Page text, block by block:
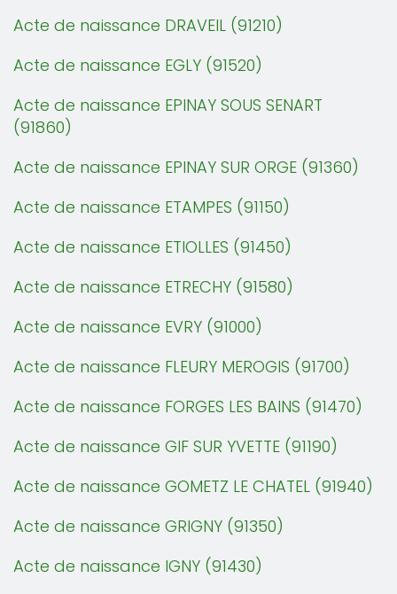
Acte de naissance DRAVEIL (91210)
Acte de naissance EGLY (91520)
Acte de naissance EPINAY SOUS SENART
(91860)
Acte de naissance EPINAY SUR ORGE (91360)
Acte de naissance ETAMPES (91150)
Acte de naissance ETIOLLES (91450)
Acte de naissance ETRECHY (91580)
Acte de naissance EVRY (91000)
Acte de naissance FLEURY MEROGIS (91700)
Acte de naissance FORGES LES BAINS (91470)
Acte de naissance GIF SUR YVETTE (91190)
Acte de naissance GOMETZ LE CHATEL (91940)
Acte de naissance GRIGNY (91350)
Acte de naissance IGNY (91430)